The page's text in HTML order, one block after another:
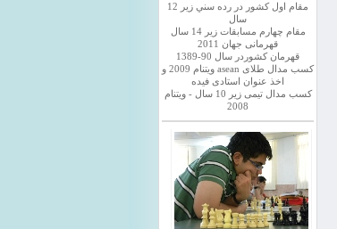
مقام اول كشور در رده سني زير 12
سال
مقام چهارم مسابقات زیر 14 سال
قهرمانی جهان 2011
قهرمان کشوردر سال 90-1389
کسب مدال طلای asean ویتنام 2009 و
اخذ عنوان استادی فیده
کسب مدال تیمی زیر 10 سال - ویتنام
2008